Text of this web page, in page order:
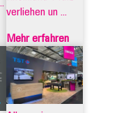
verliehen un ...
Mehr erfahren